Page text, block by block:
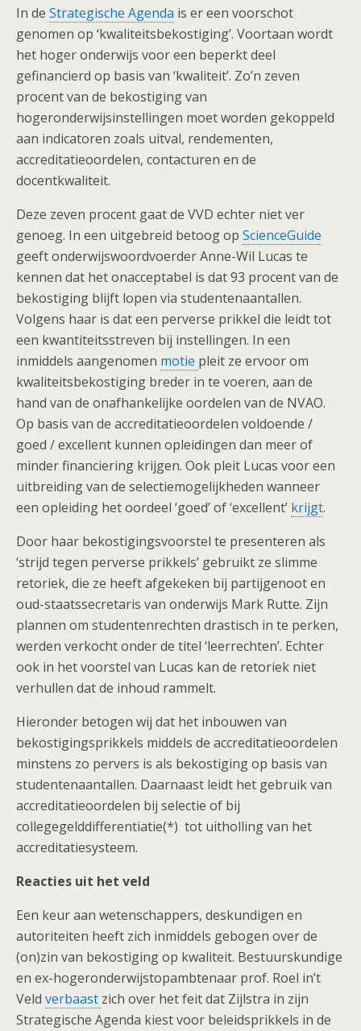
In de Strategische Agenda is er een voorschot
genomen op ‘kwaliteitsbekostiging’. Voortaan wordt
het hoger onderwijs voor een beperkt deel
gefinancierd op basis van ‘kwaliteit’. Zo’n zeven
procent van de bekostiging van
hogeronderwijsinstellingen moet worden gekoppeld
aan indicatoren zoals uitval, rendementen,
accreditatieoordelen, contacturen en de
docentkwaliteit.
Deze zeven procent gaat de VVD echter niet ver
genoeg. In een uitgebreid betoog op ScienceGuide
geeft onderwijswoordvoerder Anne-Wil Lucas te
kennen dat het onacceptabel is dat 93 procent van de
bekostiging blijft lopen via studentenaantallen.
Volgens haar is dat een perverse prikkel die leidt tot
een kwantiteitsstreven bij instellingen. In een
inmiddels aangenomen motie pleit ze ervoor om
kwaliteitsbekostiging breder in te voeren, aan de
hand van de onafhankelijke oordelen van de NVAO.
Op basis van de accreditatieoordelen voldoende /
goed / excellent kunnen opleidingen dan meer of
minder financiering krijgen. Ook pleit Lucas voor een
uitbreiding van de selectiemogelijkheden wanneer
een opleiding het oordeel ‘goed’ of ‘excellent’ krijgt.
Door haar bekostigingsvoorstel te presenteren als
‘strijd tegen perverse prikkels’ gebruikt ze slimme
retoriek, die ze heeft afgekeken bij partijgenoot en
oud-staatssecretaris van onderwijs Mark Rutte. Zijn
plannen om studentenrechten drastisch in te perken,
werden verkocht onder de titel ‘leerrechten’. Echter
ook in het voorstel van Lucas kan de retoriek niet
verhullen dat de inhoud rammelt.
Hieronder betogen wij dat het inbouwen van
bekostigingsprikkels middels de accreditatieoordelen
minstens zo pervers is als bekostiging op basis van
studentenaantallen. Daarnaast leidt het gebruik van
accreditatieoordelen bij selectie of bij
collegegelddifferentiatie(*) tot uitholling van het
accreditatiesysteem.
Reacties uit het veld
Een keur aan wetenschappers, deskundigen en
autoriteiten heeft zich inmiddels gebogen over de
(on)zin van bekostiging op kwaliteit. Bestuurskundige
en ex-hogeronderwijstopambtenaar prof. Roel in’t
Veld verbaast zich over het feit dat Zijlstra in zijn
Strategische Agenda kiest voor beleidsprikkels in de